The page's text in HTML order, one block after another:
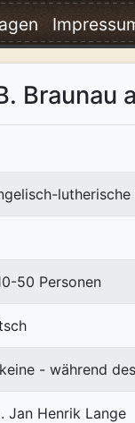
Braunau
lutherische
50 Personen
- während
Jan Henrik Lange